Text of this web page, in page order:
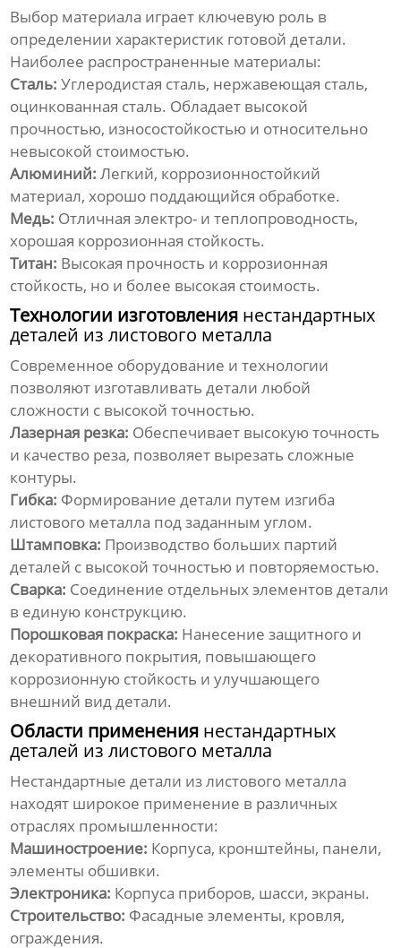
Выбор материала играет ключевую роль в
определении характеристик готовой детали.
Наиболее распространенные материалы:
Сталь: Углеродистая сталь, нержавеющая сталь,
оцинкованная сталь. Обладает высокой
прочностью, износостойкостью и относительно
невысокой стоимостью.
Алюминий: Легкий, коррозионностойкий
материал, хорошо поддающийся обработке.
Медь: Отличная электро- и теплопроводность,
хорошая коррозионная стойкость.
Титан: Высокая прочность и коррозионная
стойкость, но и более высокая стоимость.
Технологии изготовления нестандартных
деталей из листового металла
Современное оборудование и технологии
позволяют изготавливать детали любой
сложности с высокой точностью.
Лазерная резка: Обеспечивает высокую точность
и качество реза, позволяет вырезать сложные
контуры.
Гибка: Формирование детали путем изгиба
листового металла под заданным углом.
Штамповка: Производство больших партий
деталей с высокой точностью и повторяемостью.
Сварка: Соединение отдельных элементов детали
в единую конструкцию.
Порошковая покраска: Нанесение защитного и
декоративного покрытия, повышающего
коррозионную стойкость и улучшающего
внешний вид детали.
Области применения нестандартных
деталей из листового металла
Нестандартные детали из листового металла
находят широкое применение в различных
отраслях промышленности:
Машиностроение: Корпуса, кронштейны, панели,
элементы обшивки.
Электроника: Корпуса приборов, шасси, экраны.
Строительство: Фасадные элементы, кровля,
ограждения.